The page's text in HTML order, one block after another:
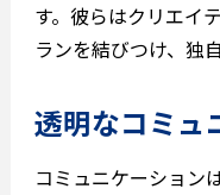
す。彼らはクリエイ
ランを結びつけ、独
透明なコミュ
コミュニケーション